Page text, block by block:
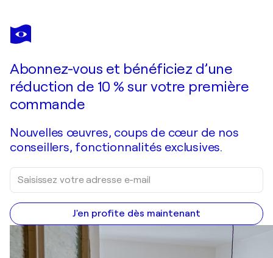
MARC CHAGALL
La Bible, La deuxième vision de Daniel, Héliogravure
Abonnez-vous et bénéficiez d’une
réduction de 10 % sur votre première
commande
Nouvelles œuvres, coups de cœur de nos
conseillers, fonctionnalités exclusives.
J'en profite dès maintenant